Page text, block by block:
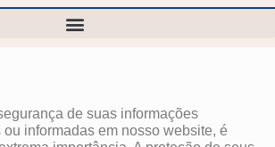
de suas informações
informadas em nosso website, é